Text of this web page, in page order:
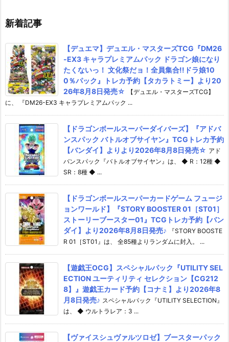
新着記事
【デュエマ】デュエル・マスターズTCG『DM26
-EX3 キャラプレミアムパック ドラゴン娘になり
たくないっ！ 文化祭だョ！全員集合!!ドラ娘10
0％パック』トレカ予約【タカラトミー】より20
26年8月8日発売☆
【デュエル・マスターズTCG】
に、 『DM26-EX3 キャラプレミアムパック ...
【ドラゴンボールスーパーダイバーズ】『アドバ
ンスパック バトルオブサイヤン』TCGトレカ予約
【バンダイ】よりより2026年8月8日発売☆ アド
バンスパック『バトルオブサイヤン』は、 ◆ R：12種 ◆
SR：8種 ◆ ...
【ドラゴンボールスーパーカードゲーム フュージ
ョンワールド】『STORY BOOSTER 01［ST01］
ストーリーブースター01』TCGトレカ予約【バン
ダイ】より2026年8月8日発売♪
『STORY BOOSTE
R 01［ST01』は、 全85種よりランダムに封入。 ...
【遊戯王OCG】スペシャルパック『UTILITY SEL
ECTION ユーティリティ セレクション【CG212
8】』遊戯王カード予約【コナミ】より2026年8
月8日発売♪ スペシャルパック『UTILITY SELECTION』
は、 ◆ ウルトラレア：3 ...
【ヴァイスシュヴァルツロゼ】ブースターパック